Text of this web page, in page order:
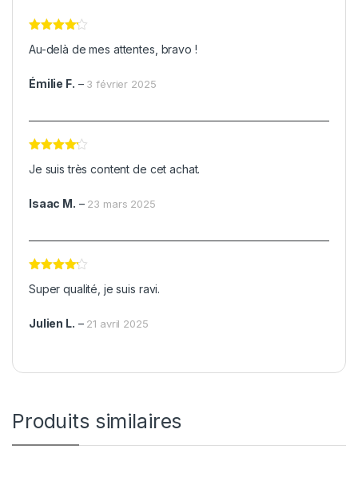
sur 5
Au-delà de mes attentes, bravo !
Émilie F. – 3 février 2025
sur 5
Je suis très content de cet achat.
Isaac M. – 23 mars 2025
sur 5
Super qualité, je suis ravi.
Julien L. – 21 avril 2025
Produits similaires